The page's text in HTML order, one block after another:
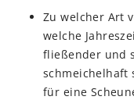
Zu welcher Art
welche
fließender und
schmeichelhaft
für eine